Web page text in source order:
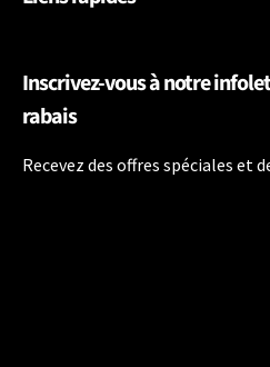
Inscrivez-vous à notre
rabais
Recevez des offres spéciales et